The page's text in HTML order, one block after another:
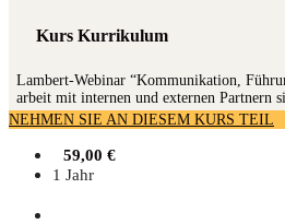
Kurs Kurrikulum
Lam­bert-Web­i­nar “Kom­mu­ni­ka­ti­on,
ar­beit mit inter­nen und exter­nen Part­nern
NEHMEN SIE AN DIESEM KURS TEIL
59,00 €
1 Jahr